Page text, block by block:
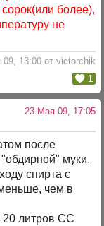
более),
не
13:00 от victorchik
1
23 Мая 09, 17:05
после
муки.
спирта с
чем в
20 литров СС